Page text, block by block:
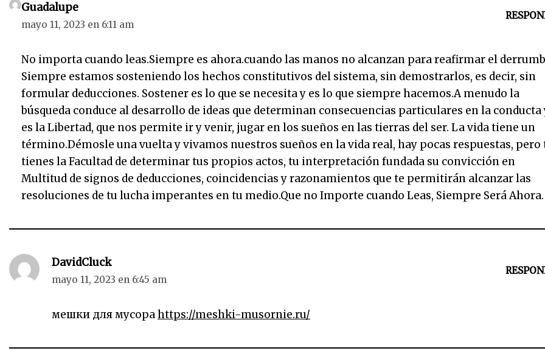
Guadalupe
mayo 11, 2023 en 6:11 am
No importa cuando leas.Siempre es ahora.cuando las manos no alcanzan para reafirmar el
Siempre estamos sosteniendo los hechos constitutivos del sistema, sin demostrarlos, es decir, sin
formular deducciones. Sostener es lo que se necesita y es lo que siempre hacemos.A menudo la
búsqueda conduce al desarrollo de ideas que determinan consecuencias particulares en la conducta
es la Libertad, que nos permite ir y venir, jugar en los sueños en las tierras del ser. La vida tiene un
término.Démosle una vuelta y vivamos nuestros sueños en la vida real, hay pocas respuestas, pero
tienes la Facultad de determinar tus propios actos, tu interpretación fundada su convicción en
Multitud de signos de deducciones, coincidencias y razonamientos que te permitirán alcanzar las
resoluciones de tu lucha imperantes en tu medio.Que no Importe cuando Leas, Siempre Será Ahora.
DavidCluck
mayo 11, 2023 en 6:45 am
мешки для мусораhttps://meshki-musornie.ru/